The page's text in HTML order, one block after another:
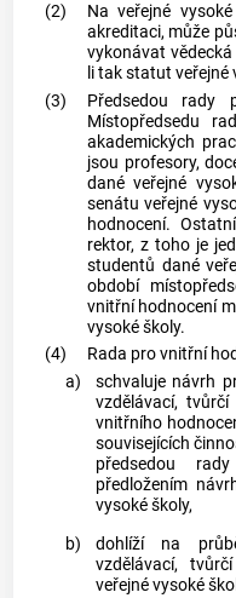
(2)
Na veřejné
akreditaci, může
vykonávat
li tak statut veřejné
(3)
Předsedou rady
Místopředsedu
akademických
jsou profesory,
dané veřejné
senátu veřejné
hodnocení.
rektor, z toho je
studentů dané
období
vnitřní hodnocení
vysoké školy.
(4)
Rada pro vnitřní
a)
schvaluje návrh
vzdělávací,
vnitřního
souvisejících
předsedou
předložením
vysoké školy,
b)
dohlíží na
vzdělávací,
veřejné vysoké